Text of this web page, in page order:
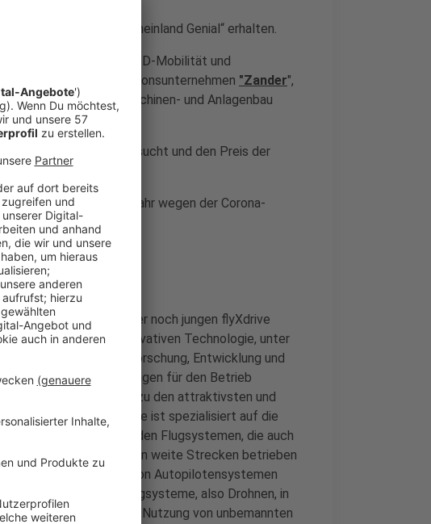
Innovationspreis „Rheinland Genial“ erhalten.
, das sich mit 3D-Mobilität und
das Aachener Traditionsunternehmen "Zander",
den industriellen Maschinen- und Anlagenbau
beide Unternehmen besucht und den Preis der
(siehe Fotos).
der im vergangenen Jahr wegen der Corona-
worden ist.
Firmen:
Bürgermeister bei der noch jungen flyXdrive
– ein Bild von der innovativen Technologie, unter
Forschung, Entwicklung und
bietet vielfältige Lösungen für den Betrieb
weiß: „Aachen zählt zu den attraktivsten und
Das Team von flyXdrive ist spezialisiert auf die
automatisiert fliegenden Flugsystemen, die auch
Witterungsverhältnissen weite Strecken betrieben
mit der Entwicklung von Autopilotensystemen
unbemannter Flugsysteme, also Drohnen, in
Voraussetzung zur Nutzung von unbemannten